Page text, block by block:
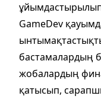
GameDev
бастамалардың
жобалардың
қатысып,